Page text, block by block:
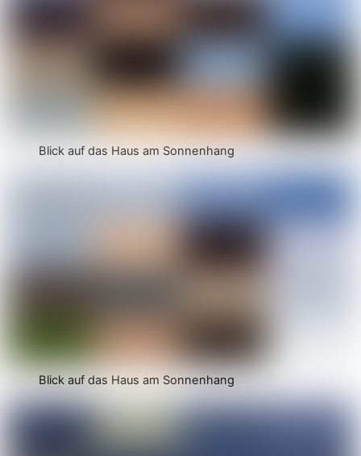
Blick auf das Haus am Sonnenhang
Blick auf das Haus am Sonnenhang